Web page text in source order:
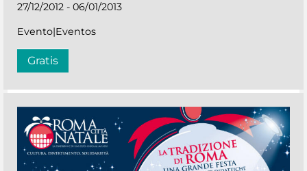
27/12/2012 - 06/01/2013
Evento|Eventos
Gratis